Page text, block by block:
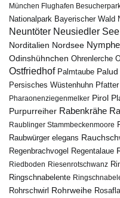
München Flughafen
Nationalpark Bayerischer Wald
Neuntöter Neusiedler See
Norditalien Nordsee
Odinshühnchen Ohrenlerche
Ostfriedhof Palmtaube Palud
Persisches Wüstenhuhn Pfatter
Pharaonenziegenmelker Pirol
Purpurreiher Rabenkrähe
Raublinger Stammbeckenmoore
Raubwürger elegans
Regenbrachvogel Regentalaue
Riedboden Riesenrotschwanz
Ringschnabelente
Rohrschwirl Rohrweihe